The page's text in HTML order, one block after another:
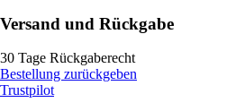
Versand und Rückgabe
30 Tage Rückgaberecht
Bestellung zurückgeben
Trustpilot